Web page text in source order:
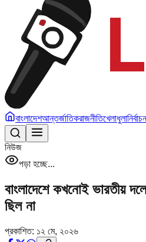
বাংলাদেশআন্তর্জাতিকরাজনীতিখেলাধুলানির্বাচন
নিউজ
পড়া হচ্ছে...
বাংলাদেশে কখনোই ভারতীয়
ছিল না
প্রকাশিত: ১২ মে, ২০২৬